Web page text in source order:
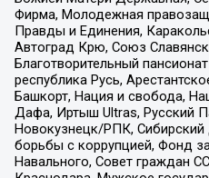
Фирма, Молодежная
Правды и Единения,
Автоград Крю, Союз
Благотворительный
республика Русь,
Башкорт, Нация и свобода,
Дафа, Иртыш Ultras, Русский
Новокузнецк/РПК,
борьбы с коррупцией, Фонд
Навального, Совет граждан